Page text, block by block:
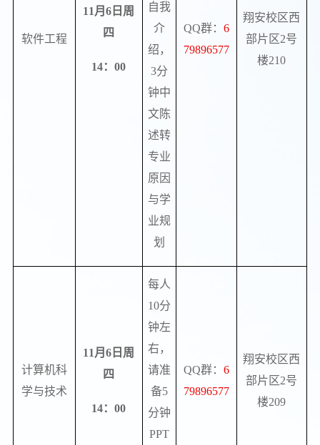
软件工程
11 月6 日周
四
14：00
自我
介
绍，
3分
钟中
文陈
述转
专业
原因
与学
业规
划
QQ群： 6
79896577
翔安校区西
部片区2号
楼210
计算机科
学与技术
11 月6 日周
四
14：00
每人
10分
钟左
右，
请准
备5
分钟
PPT
QQ群： 6
79896577
翔安校区西
部片区2号
楼209